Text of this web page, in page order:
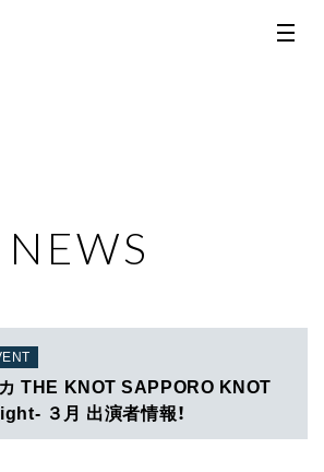
TOP
PROFILE
NEWS
THE KNOT SAPPORO KNOT
３月 出演者情報！